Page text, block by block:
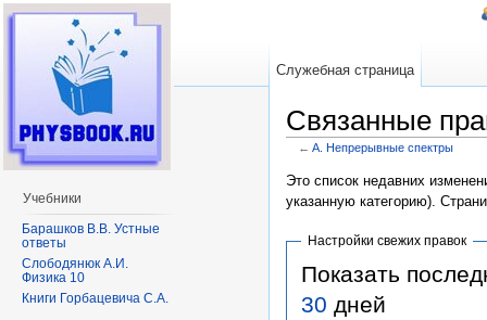
Связанные
← A. Непрерывные спектры
Это список недавних
указанную категорию).
Настройки свежих правок
Показать
30 дней
Служебная страница
Учебники
Барашков В.В. Устные
ответы
Слободянюк А.И.
Физика 10
Книги Горбацевича С.А.